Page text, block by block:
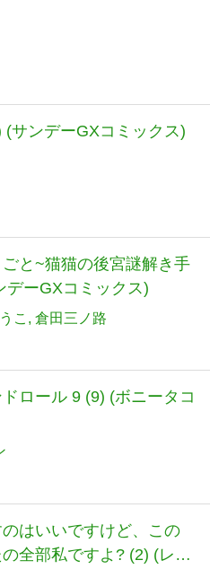
(サンデーGXコミックス)
と~猫猫の後宮謎解き手
デーGXコミックス)
こ 倉田三ノ路
ロール 9 (9) (ボニータコ
はいいですけど、この
全部私ですよ? (2) (レジ